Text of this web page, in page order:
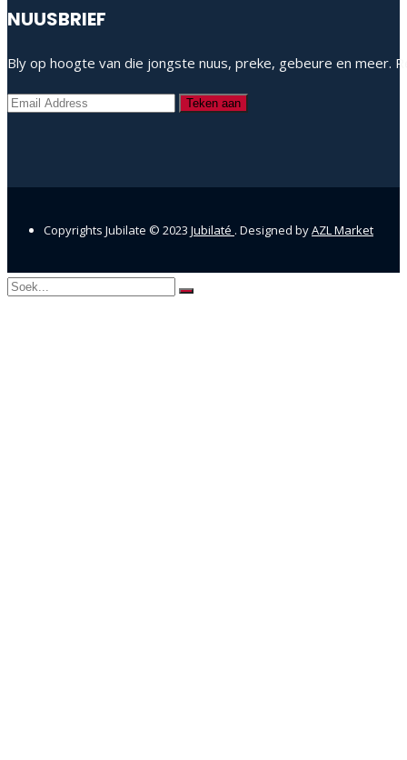
NUUSBRIEF
Bly op hoogte van die jongste nuus, preke, gebeure en meer.
Copyrights Jubilate © 2023 Jubilaté . Designed byAZL Market